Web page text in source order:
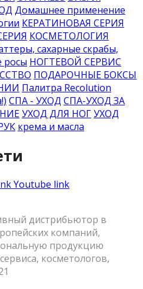
Домашнее применение
КЕРАТИНОВАЯ СЕРИЯ
КОСМЕТОЛОГИЯ
сахарные скрабы,
росы НОГТЕВОЙ СЕРВИС
ПОДАРОЧНЫЕ БОКСЫ
Палитра Recolution
СПА - УХОД СПА-УХОД ЗА
УХОД ДЛЯ НОГУХОД
крема и масла
Youtube link
дистрибьютор в
компаний,
продукцию
косметологов,